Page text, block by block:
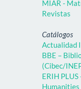
MIAR -
Revistas
Catálogos
Actualidad
BBE –
(Cibec/
ERIH
Humanities